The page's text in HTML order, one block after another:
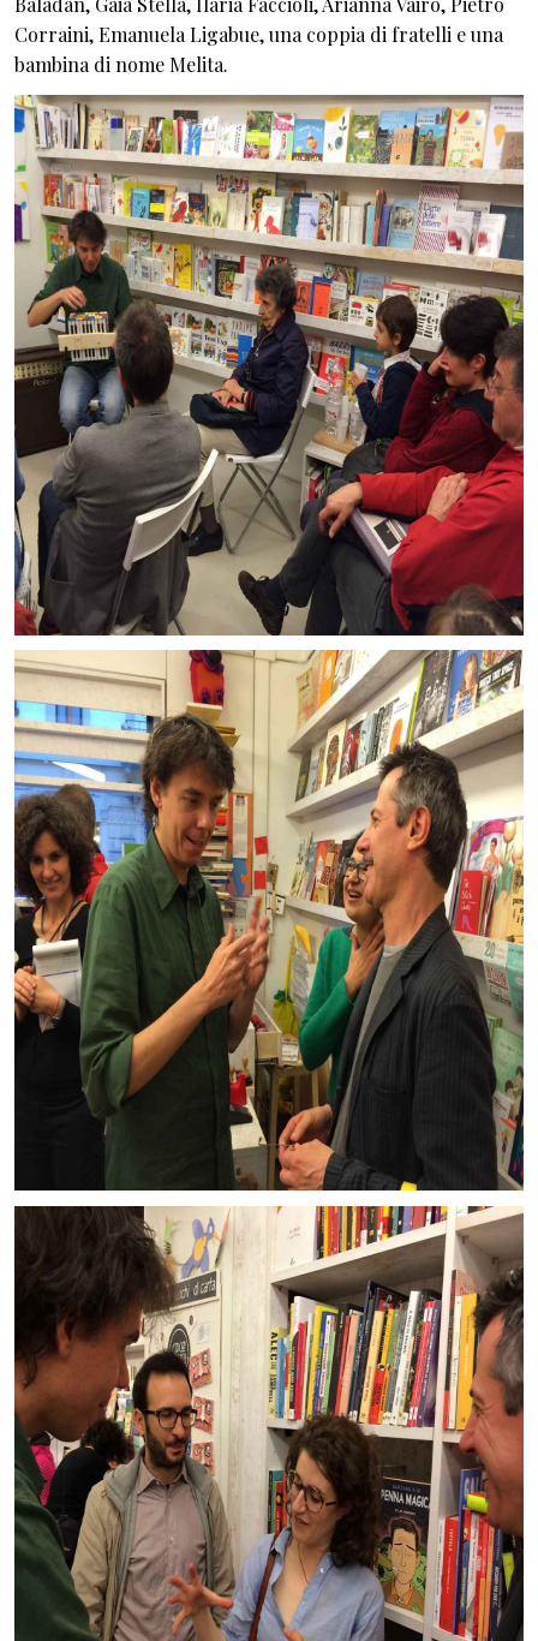
Corraini, Emanuela Ligabue, una coppia di fratelli e una
bambina di nome Melita.